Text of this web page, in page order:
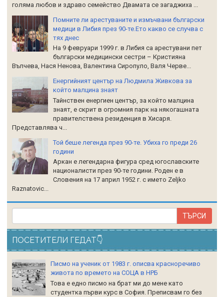
голяма любов и здраво семейство Двамата се загаджиха ...
Помните ли арестуваните и измъчвани български
медици в Либия през 90-те.Ето какво се случва с
тях днес
На 9 февруари 1999 г. в Либия са арестувани пет
български медицински сестри – Кристияна
Вълчева, Нася Ненова, Валентина Сиропуло, Валя Черве...
Енергийният център на Людмила Живкова за
който малцина знаят
Тайнствен енергиен център, за който малцина
знаят, е скрит в огромния парк на някогашната
правителствена резиденция в Хисаря.
Представлява ч...
Той беше легенда през 90-те. Убиха го преди 26
години
Аркан е легендарна фигура сред югославските
националисти през 90-те години. Роден е в
Словения на 17 април 1952 г. с името Zeljko
Raznatoviс...
ПОСЕТИТЕЛИ ГЕДАТ👇
Писмо на ученик от 1983 г. описва красноречиво
живота по времето на СОЦА в НРБ
Това е едно писмо на брат ми до мене като
студентка първи курс в София. Преписвам го без